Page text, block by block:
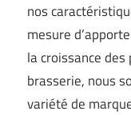
nos
mesure
la croissance
brasserie, nous
variété de